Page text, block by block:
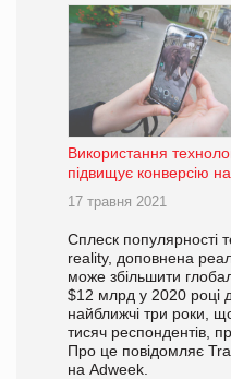
Використання
підвищує конверсію
17 травня 2021
Сплеск популярності
reality, доповнена
може збільшити
$12 млрд у 2020 році
найближчі три роки,
тисяч респондентів,
Про це повідомляє
на Adweek.